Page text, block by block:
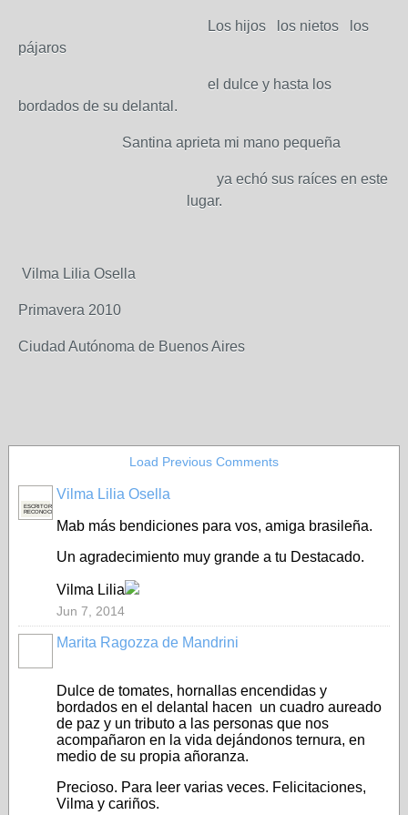
Los hijos los nietos los
pájaros
el dulce y hasta los
bordados de su delantal.
Santina aprieta mi mano pequeña
ya echó sus raíces en este
lugar.
Vilma Lilia Osella
Primavera 2010
Ciudad Autónoma de Buenos Aires
Load Previous Comments
ESCRITORA
RECONOCIDA
Vilma Lilia Osella
Mab más bendiciones para vos, amiga brasileña.
Un agradecimiento muy grande a tu Destacado.
Vilma Lilia
Jun 7, 2014
Marita Ragozza de Mandrini
Dulce de tomates, hornallas encendidas y
bordados en el delantal hacen un cuadro aureado
de paz y un tributo a las personas que nos
acompañaron en la vida dejándonos ternura, en
medio de su propia añoranza.
Precioso. Para leer varias veces. Felicitaciones,
Vilma y cariños.